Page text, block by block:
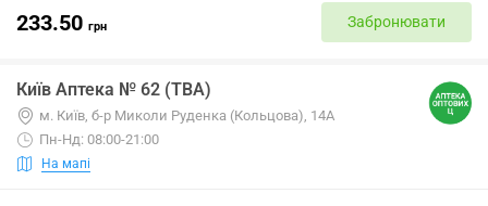
233.50 грн Забронювати
Київ Аптека № 62 (ТВА)
м. Київ, б-р Миколи Руденка (Кольцова), 14А
Пн-Нд: 08:00-21:00
На мапі